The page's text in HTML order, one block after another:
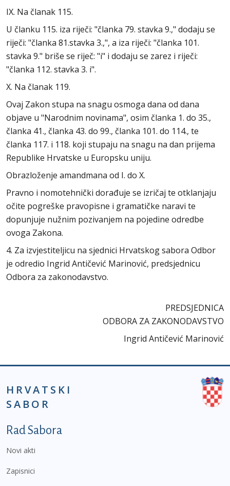
IX. Na članak 115.
U članku 115. iza riječi: "članka 79. stavka 9.," dodaju se
riječi: "članka 81.stavka 3.,", a iza riječi: "članka 101.
stavka 9." briše se riječ: "i" i dodaju se zarez i riječi:
"članka 112. stavka 3. i".
X. Na članak 119.
Ovaj Zakon stupa na snagu osmoga dana od dana
objave u "Narodnim novinama", osim članka 1. do 35.,
članka 41., članka 43. do 99., članka 101. do 114., te
članka 117. i 118. koji stupaju na snagu na dan prijema
Republike Hrvatske u Europsku uniju.
Obrazloženje amandmana od I. do X.
Pravno i nomotehnički dorađuje se izričaj te otklanjaju
očite pogreške pravopisne i gramatičke naravi te
dopunjuje nužnim pozivanjem na pojedine odredbe
ovoga Zakona.
4. Za izvjestiteljicu na sjednici Hrvatskog sabora Odbor
je odredio Ingrid Antičević Marinović, predsjednicu
Odbora za zakonodavstvo.
PREDSJEDNICA
ODBORA ZA ZAKONODAVSTVO
Ingrid Antičević Marinović
HRVATSKI
SABOR
Podnožje prvi izbornik
Rad Sabora
Novi akti
Zapisnici